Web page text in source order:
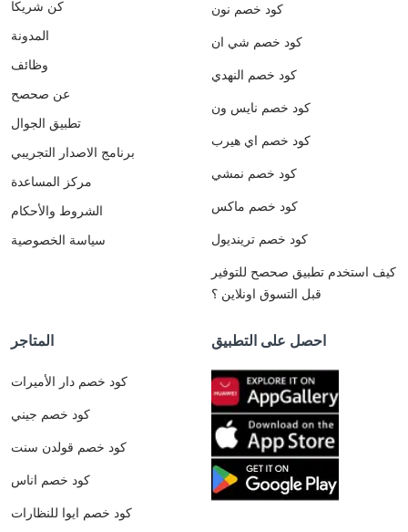
كن شريكا
المدونة
وظائف
عن صحصح
تطبيق الجوال
برنامج الاصدار التجريبي
مركز المساعدة
الشروط والأحكام
سياسة الخصوصية
كود خصم نون
كود خصم شي ان
كود خصم النهدي
كود خصم نايس ون
كود خصم اي هيرب
كود خصم نمشي
كود خصم ماكس
كود خصم ترينديول
كيف استخدم تطبيق صحصح للتوفير
قبل التسوق اونلاين ؟
المتاجر
كود خصم دار الأميرات
كود خصم جيني
كود خصم قولدن سنت
كود خصم اناس
كود خصم ايوا للنظارات
احصل على التطبيق